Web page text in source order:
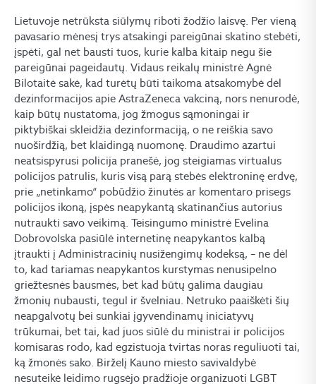
Lietuvoje netrūksta siūlymų riboti žodžio laisvę. Per vieną
pavasario mėnesį trys atsakingi pareigūnai skatino stebėti,
įspėti, gal net bausti tuos, kurie kalba kitaip negu šie
pareigūnai pageidautų. Vidaus reikalų ministrė Agnė
Bilotaitė sakė, kad turėtų būti taikoma atsakomybė dėl
dezinformacijos apie AstraZeneca vakciną, nors nenurodė,
kaip būtų nustatoma, jog žmogus sąmoningai ir
piktybiškai skleidžia dezinformaciją, o ne reiškia savo
nuoširdžią, bet klaidingą nuomonę. Draudimo azartui
neatsispyrusi policija pranešė, jog steigiamas virtualus
policijos patrulis, kuris visą parą stebės elektroninę erdvę,
prie „netinkamo“ pobūdžio žinutės ar komentaro prisegs
policijos ikoną, įspės neapykantą skatinančius autorius
nutraukti savo veikimą. Teisingumo ministrė Evelina
Dobrovolska pasiūlė internetinę neapykantos kalbą
įtraukti į Administracinių nusižengimų kodeksą, – ne dėl
to, kad tariamas neapykantos kurstymas nenusipelno
griežtesnės bausmės, bet kad būtų galima daugiau
žmonių nubausti, tegul ir švelniau. Netruko paaiškėti šių
neapgalvotų bei sunkiai įgyvendinamų iniciatyvų
trūkumai, bet tai, kad juos siūlė du ministrai ir policijos
komisaras rodo, kad egzistuoja tvirtas noras reguliuoti tai,
ką žmonės sako. Birželį Kauno miesto savivaldybė
nesuteikė leidimo rugsėjo pradžioje organizuoti LGBT